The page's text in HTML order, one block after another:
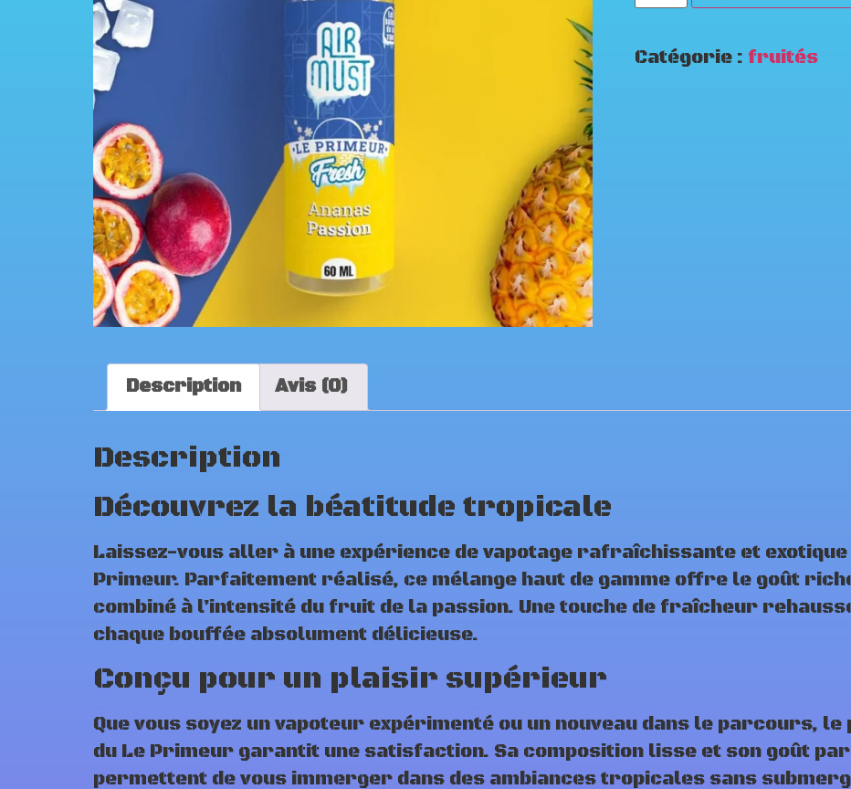
Catégorie : fruités
Description Avis (0)
Description
Découvrez la béatitude tropicale
Laissez-vous aller à une expérience de vapotage rafraîchissante et
Primeur. Parfaitement réalisé, ce mélange haut de gamme offre le goût
combiné à l’intensité du fruit de la passion. Une touche de fraîcheur
chaque bouffée absolument délicieuse.
Conçu pour un plaisir supérieur
Que vous soyez un vapoteur expérimenté ou un nouveau dans le parcours,
du Le Primeur garantit une satisfaction. Sa composition lisse et son goût
permettent de vous immerger dans des ambiances tropicales sans